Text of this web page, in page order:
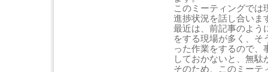
このミーティングでは
進捗状況を話し合いま
最近は、前記事のよう
をする現場が多く、そ
った作業をするので、
しておかないと、無
そのため、このミーテ